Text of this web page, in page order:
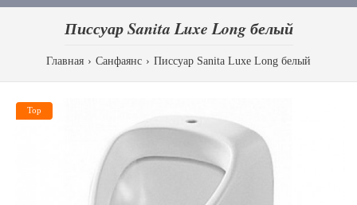
Писсуар Sanita Luxe Long белый
Главная Санфаянс Писсуар Sanita Luxe Long белый
Top